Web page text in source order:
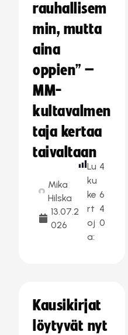
rauhallisem
min, mutta
aina
oppien” –
MM-
kultavalmen
taja kertaa
taivaltaan
Mika
Hilska
13.07.2
026
Lu
ku
ke
rt
oj
a:
4
6
4
0
Kausikirjat
löytyvät nyt